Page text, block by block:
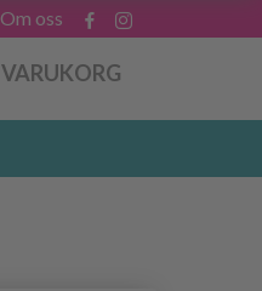
Om oss
VARUKORG